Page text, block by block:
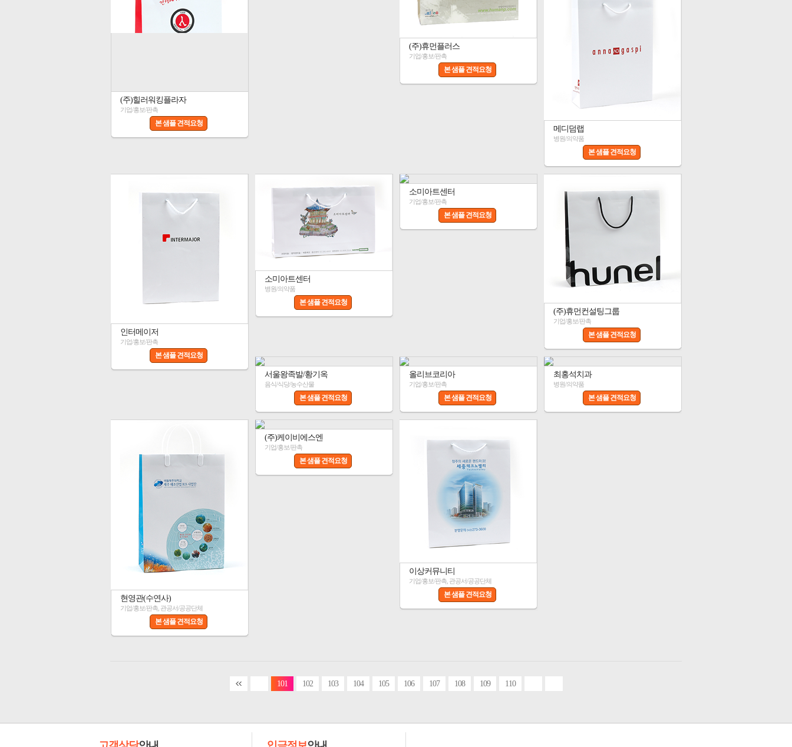
(주)힐러워킹플라자
기업/홍보/판촉
본 샘플 견적요청
(주)휴먼플러스
기업/홍보/판촉
본 샘플 견적요청
메디덤랩
병원/의약품
본 샘플 견적요청
인터메이저
기업/홍보/판촉
본 샘플 견적요청
소미아트센터
병원/의약품
본 샘플 견적요청
소미아트센터
기업/홍보/판촉
본 샘플 견적요청
(주)휴먼컨설팅그룹
기업/홍보/판촉
본 샘플 견적요청
서울왕족발/황기옥
음식/식당/농수산물
본 샘플 견적요청
올리브코리아
기업/홍보/판촉
본 샘플 견적요청
최홍석치과
병원/의약품
본 샘플 견적요청
현영관(수연사)
기업/홍보/판촉, 관공서/공공단체
본 샘플 견적요청
(주)케이비에스엔
기업/홍보/판촉
본 샘플 견적요청
이상커뮤니티
기업/홍보/판촉, 관공서/공공단체
본 샘플 견적요청
101 102 103 104 105 106 107 108 109 110